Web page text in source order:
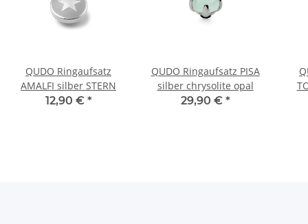
QUDO Ringaufsatz
AMALFI silber STERN
12,90 € *
QUDO Ringaufsatz PISA
silber chrysolite opal
29,90 € *